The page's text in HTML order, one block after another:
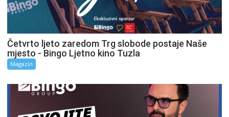
Četvrto ljeto zaredom Trg slobode postaje Naše
mjesto - Bingo Ljetno kino Tuzla
Magazin